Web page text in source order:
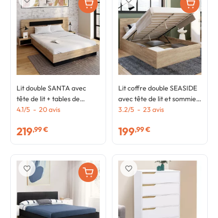
Lit double SANTA avec
tête de lit + tables de
chevet intégrées et
et noir
4.1/5 - 20avis
219,99 €
Lit coffre double SEASIDE
avec tête de lit et sommier
140x190 cm façon hêtre
3.2/5 - 23 avis
199,99 €
favorite_border favorite_border